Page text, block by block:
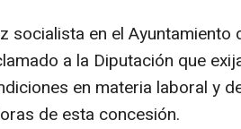
socialista en el Ayuntamiento
a la Diputación que
en materia laboral y
de esta concesión.